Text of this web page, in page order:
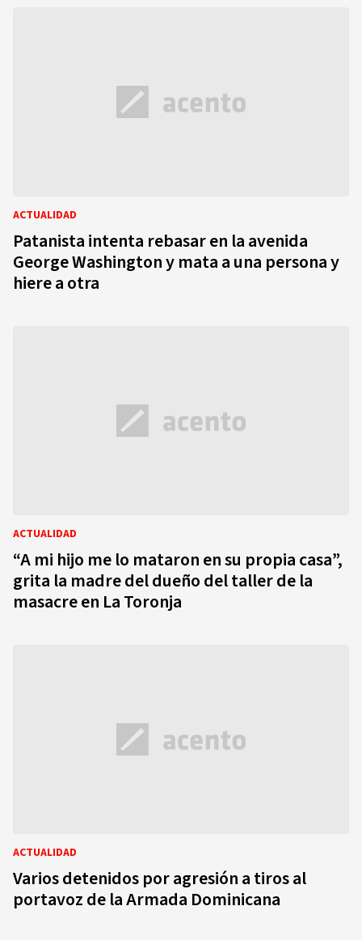
ACTUALIDAD
Patanista intenta rebasar en la avenida
George Washington y mata a una persona y
hiere a otra
ACTUALIDAD
“A mi hijo me lo mataron en su propia casa”,
grita la madre del dueño del taller de la
masacre en La Toronja
ACTUALIDAD
Varios detenidos por agresión a tiros al
portavoz de la Armada Dominicana